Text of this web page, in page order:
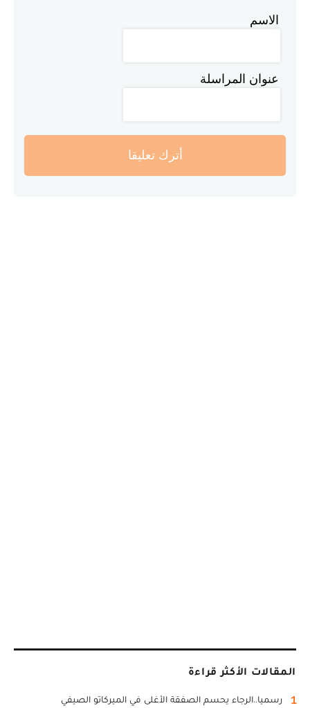
الاسم
عنوان المراسلة
أترك تعليقا
المقالات الأكثر قراءة
1 رسميا..الرجاء يحسم الصفقة الأغلى في الميركاتو الصيفي